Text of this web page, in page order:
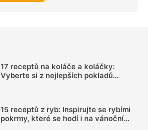
17 receptů na koláče a koláčky:
Vyberte si z nejlepších pokladů
15 receptů z ryb: Inspirujte se rybími
pokrmy, které se hodí i na vánoční